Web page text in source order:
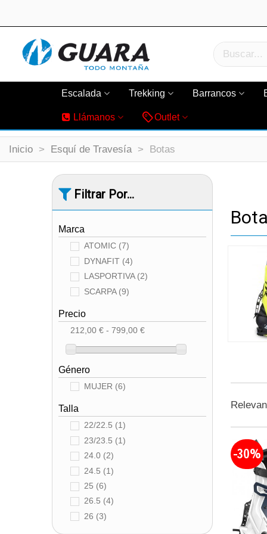
Escalada Trekking Barrancos
Llámanos Outlet
Inicio > Esquí de Travesía > Botas
Filtrar Por...
Marca
ATOMIC (7)
DYNAFIT (4)
LASPORTIVA (2)
SCARPA (9)
Precio
212,00 € - 799,00 €
Género
MUJER (6)
Talla
22/22.5 (1)
23/23.5 (1)
24.0 (2)
24.5 (1)
25 (6)
26.5 (4)
26 (3)
-30%